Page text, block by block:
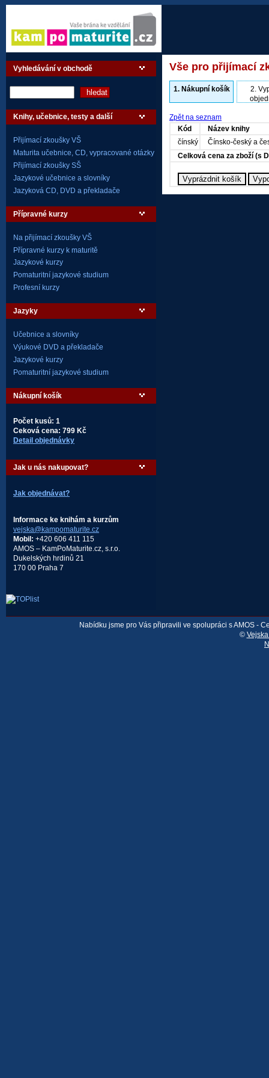
Vyhledávání v obchodě
Knihy, učebnice, testy a další
Přijímací zkoušky VŠ
Maturita učebnice, CD, vypracované otázky
Přijímací zkoušky SŠ
Jazykové učebnice a slovníky
Jazyková CD, DVD a překladače
Přípravné kurzy
Na přijímací zkoušky VŠ
Přípravné kurzy k maturitě
Jazykové kurzy
Pomaturitní jazykové studium
Profesní kurzy
Jazyky
Učebnice a slovníky
Výukové DVD a překladače
Jazykové kurzy
Pomaturitní jazykové studium
Nákupní košík
Počet kusů: 1
Ceková cena: 799 Kč
Detail objednávky
Jak u nás nakupovat?
Jak objednávat?
Informace ke knihám a kurzům
vejska@kampomaturite.cz
Mobil: +420 606 411 115
AMOS – KamPoMaturite.cz, s.r.o.
Dukelských hrdinů 21
170 00 Praha 7
Vše pro přijímací
1.Nákupní košík 2.
Zpět na seznam
Kód
Název knihy
čínský
Čínsko-český a
Celková cena za zboží (s
Nabídku jsme pro Vás připravili ve spolupráci s AMOS -
©